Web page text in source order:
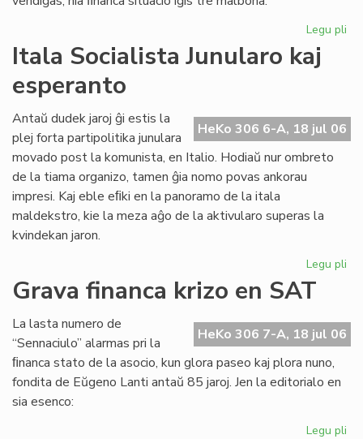
Legu pli
Itala Socialista Junularo kaj
esperanto
HeKo 306 6-A, 18 jul 06
Antaŭ dudek jaroj ĝi estis la
plej forta partipolitika junulara
movado post la komunista, en Italio. Hodiaŭ nur ombreto
de la tiama organizo, tamen ĝia nomo povas ankorau
impresi. Kaj eble eﬁki en la panoramo de la itala
maldekstro, kie la meza aĝo de la aktivularo superas la
kvindekan jaron.
Legu pli
Grava financa krizo en SAT
HeKo 306 7-A, 18 jul 06
La lasta numero de
“Sennaciulo” alarmas pri la
ﬁnanca stato de la asocio, kun glora paseo kaj plora nuno,
fondita de Eŭgeno Lanti antaŭ 85 jaroj. Jen la editorialo en
sia esenco:
Legu pli